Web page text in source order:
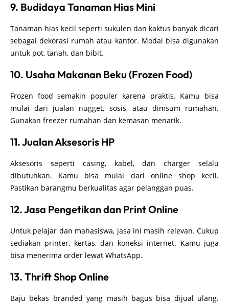
9. Budidaya Tanaman Hias Mini
Tanaman hias kecil seperti sukulen dan kaktus banyak dicari
sebagai dekorasi rumah atau kantor. Modal bisa digunakan
untuk pot, tanah, dan bibit.
10. Usaha Makanan Beku (Frozen Food)
Frozen food semakin populer karena praktis. Kamu bisa
mulai dari jualan nugget, sosis, atau dimsum rumahan.
Gunakan freezer rumahan dan kemasan menarik.
11. Jualan Aksesoris HP
Aksesoris seperti casing, kabel, dan charger selalu
dibutuhkan. Kamu bisa mulai dari online shop kecil.
Pastikan barangmu berkualitas agar pelanggan puas.
12. Jasa Pengetikan dan Print Online
Untuk pelajar dan mahasiswa, jasa ini masih relevan. Cukup
sediakan printer, kertas, dan koneksi internet. Kamu juga
bisa menerima order lewat WhatsApp.
13. Thrift Shop Online
Baju bekas branded yang masih bagus bisa dijual ulang.